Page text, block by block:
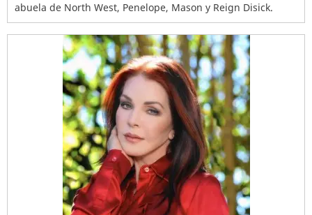
abuela de North West, Penelope, Mason y Reign Disick.